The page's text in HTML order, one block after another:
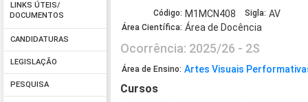
LINKS ÚTEIS/
DOCUMENTOS
CANDIDATURAS
LEGISLAÇÃO
PESQUISA
Código: M1MCN408 Sigla: AV
Área Científica: Área de Docência
Ocorrência: 2025/26 - 2S
Área de Ensino: Artes Visuais
Cursos